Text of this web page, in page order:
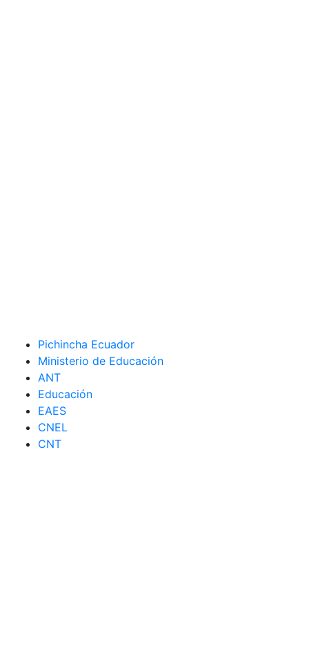
Pichincha Ecuador
Ministerio de Educación
ANT
Educación
EAES
CNEL
CNT